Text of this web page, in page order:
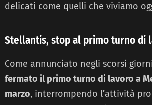
delicati come quelli che viviamo
Stellantis, stop al primo turno di
Come annunciato negli scorsi
fermato il primo turno di lavoro a
marzo, interrompendo l’attività